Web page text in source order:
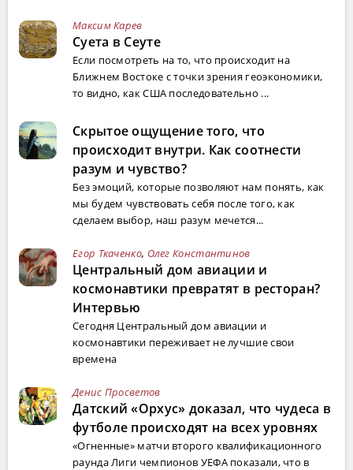
Максим Карев
Суета в Сеуте
Если посмотреть на то, что происходит на
Ближнем Востоке с точки зрения геоэкономики,
то видно, как США последовательно ...
Скрытое ощущение того, что
происходит внутри. Как соотнести
разум и чувство?
Без эмоций, которые позволяют нам понять, как
мы будем чувствовать себя после того, как
сделаем выбор, наш разум мечется...
Егор Ткаченко, Олег Константинов
Центральный дом авиации и
космонавтики превратят в ресторан?
Интервью
Сегодня Центральный дом авиации и
космонавтики переживает не лучшие свои
времена
Денис Просветов
Датский «Орхус» доказал, что чудеса в
футболе происходят на всех уровнях
«Огненные» матчи второго квалификационного
раунда Лиги чемпионов УЕФА показали, что в